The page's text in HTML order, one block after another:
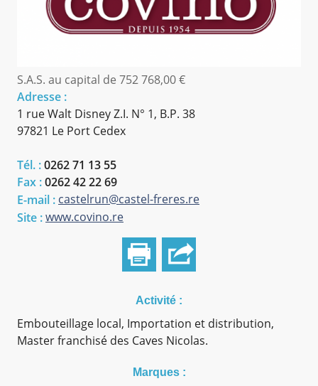
S.A.S. au capital de 752 768,00 €
Adresse :
1 rue Walt Disney Z.I. N° 1, B.P. 38
97821 Le Port Cedex
Tél. :0262 71 13 55
Fax :0262 42 22 69
E-mail : castelrun@castel-freres.re
Site :www.covino.re
Activité :
Embouteillage local, Importation et distribution,
Master franchisé des Caves Nicolas.
Marques :